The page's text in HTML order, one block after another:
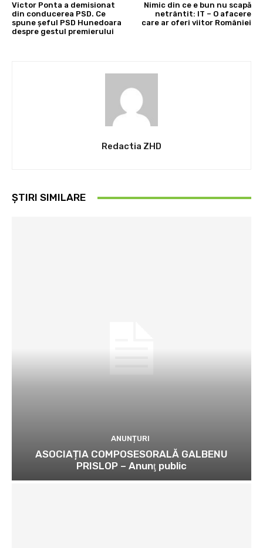
Victor Ponta a demisionat
din conducerea PSD. Ce
spune şeful PSD Hunedoara
despre gestul premierului
Nimic din ce e bun nu scapă
netrântit: IT – O afacere
care ar oferi viitor României
Redactia ZHD
ȘTIRI SIMILARE
ANUNȚURI
ASOCIAȚIA COMPOSESORALĂ GALBENU
PRISLOP – Anunţ public